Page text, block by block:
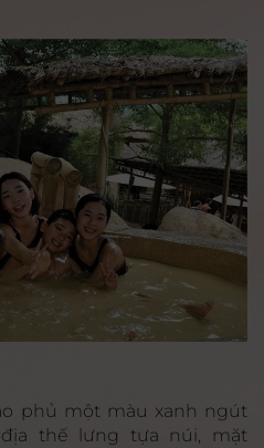
phủ một màu xanh ngút
thế lưng tựa núi, mặt